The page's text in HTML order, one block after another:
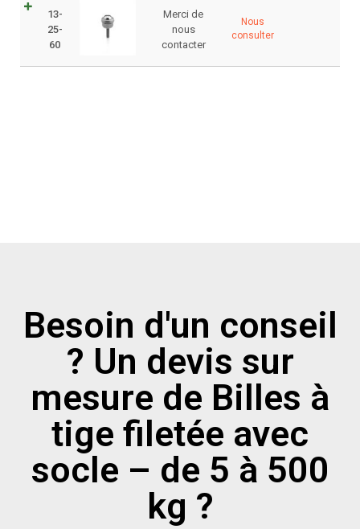
13-
25-
60
Merci de
nous
contacter
Nous
consulter
Besoin d'un conseil
? Un devis sur
mesure de Billes à
tige filetée avec
socle – de 5 à 500
kg ?